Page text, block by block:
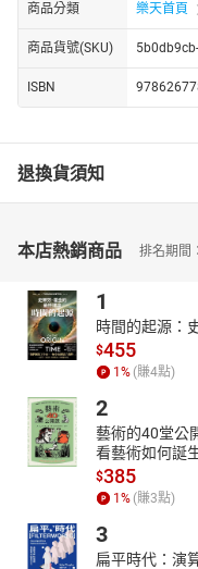
【士兵逃跑的瞬間，究竟
不是每一場敗仗都輸在
節點——從創傷記憶、集
是整體戰局崩解的前奏。
德國、日本戰敗到蘇聯解
信念崩潰所帶來的心理震
【戰爭結束，心還在戰場
仇恨、安置創傷？南非的
全民防衛心態，各種國家
被治癒嗎？」這是對未來
〔本書特色〕
戰爭的槍聲總有停歇的一
書以心理學視角，解構群
權如何操縱恐懼。從前線
制，層層揭開戰爭不為人
致命的戰爭形式。
商品分類 樂天首頁
商品貨號(SKU)
ISBN
退換貨須知
本店熱銷商品 排名期間
1
時間的起源：
$455
1 % (賺4點)
2
藝術的40堂公
看藝術如何誕
$385
1 % (賺3點)
3
扁平時代：演